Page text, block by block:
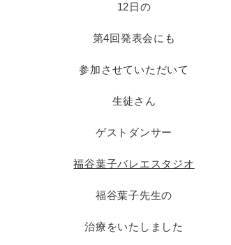
12日の
第4回発表会にも
参加させていただいて
生徒さん
ゲストダンサー
福谷葉子バレエスタジオ
福谷葉子先生の
治療をいたしました